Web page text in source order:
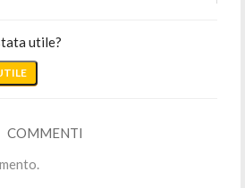
utile?
COMMENTI